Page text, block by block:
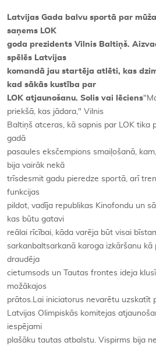
Kontakti
Latvijas Gada balvu sportā par
saņems LOK
goda prezidents Vilnis Baltiņš.
spēlēs Latvijas
komandā jau startēja atlēti, kas
kad sākās kustība par
LOK atjaunošanu. Solis vai lēciens
priekšā, kas jādara," Vilnis
Baltiņš atceras, kā sapnis par LOK tika
gadā
pasaules eksčempions smaiļošanā,
bija vairāk nekā
trīsdesmit gadu pieredze sportā, arī
funkcijas
pildot, vadīja republikas Kinofondu un
kas būtu gatavi
reālai rīcībai, kāda varēja būt visai
sarkanbaltsarkanā karoga izkāršanu kā
draudēja
cietumsods un Tautas frontes ideja
možākajos
prātos.Lai iniciatorus nevarētu uzskatīt
Latvijas Olimpiskās komitejas
iespējami
plašāku tautas atbalstu. Vispirms bija